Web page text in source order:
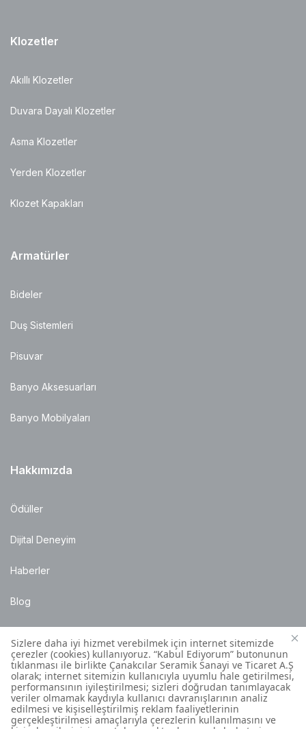
Klozetler
Akıllı Klozetler
Duvara Dayalı Klozetler
Asma Klozetler
Yerden Klozetler
Klozet Kapakları
Armatürler
Bideler
Duş Sistemleri
Pisuvar
Banyo Aksesuarları
Banyo Mobilyaları
Hakkımızda
Ödüller
Dijital Deneyim
Haberler
Blog
Satış Noktaları
Montaj Bilgileri
Müşteri İletişim Merkezi